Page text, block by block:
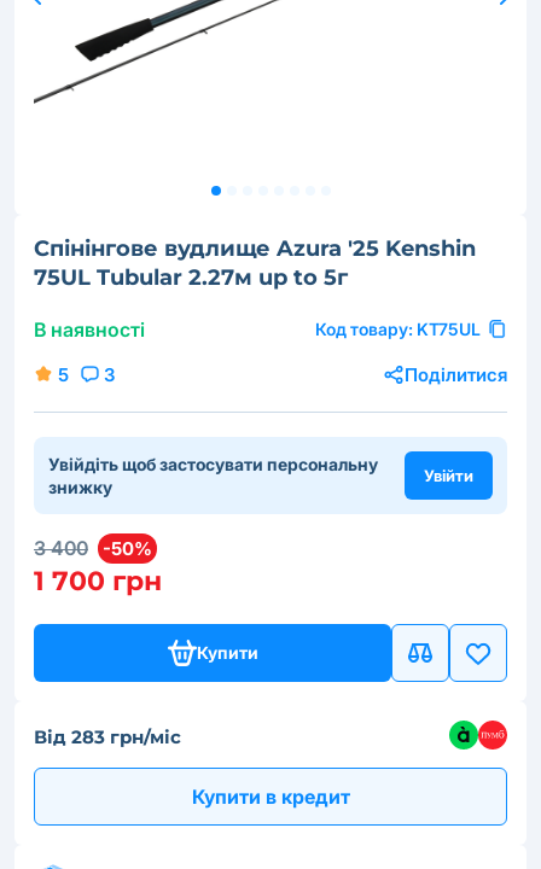
Спінінгове вудлище Azura '25 Kenshin
75UL Tubular 2.27м up to 5г
В наявності Код товару: KT75UL
5 3 Поділитися
Увійдіть щоб застосувати персональну
знижку
Увійти
3 400 -50%
1 700 грн
Купити
Від 283 грн/міс
Купити в кредит